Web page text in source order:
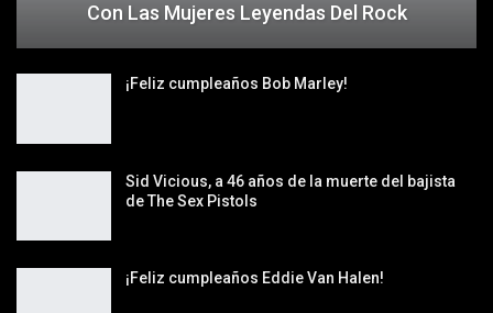
Con Las Mujeres Leyendas Del Rock
¡Feliz cumpleaños Bob Marley!
Sid Vicious, a 46 años de la muerte del bajista
de The Sex Pistols
¡Feliz cumpleaños Eddie Van Halen!